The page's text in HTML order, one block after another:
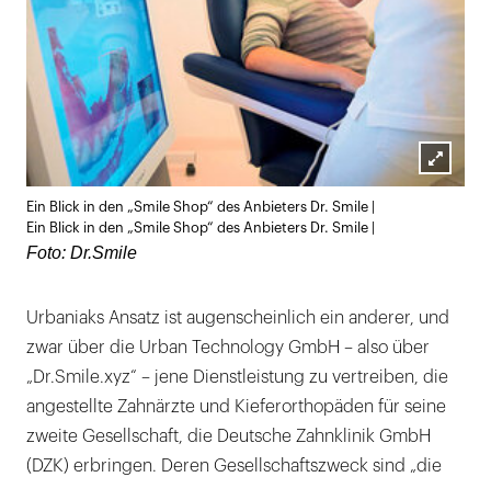
Ein Blick in den „Smile Shop“ des Anbieters Dr. Smile |
Ein Blick in den „Smile Shop“ des Anbieters Dr. Smile |
Foto: Dr.Smile
Urbaniaks Ansatz ist augenscheinlich ein anderer, und
zwar über die Urban Technology GmbH – also über
„Dr.Smile.xyz“ – jene Dienstleistung zu vertreiben, die
angestellte Zahnärzte und Kieferorthopäden für seine
zweite Gesellschaft, die Deutsche Zahnklinik GmbH
(DZK) erbringen. Deren Gesellschaftszweck sind „die